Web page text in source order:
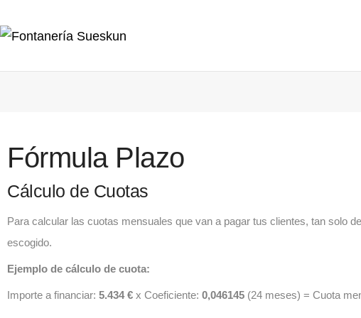
Fórmula Plazo
Cálculo de Cuotas
Para calcular las cuotas mensuales que van a pagar tus clientes, tan solo
escogido.
Ejemplo de cálculo de cuota:
Importe a financiar: 5.434 € x Coeficiente: 0,046145 (24 meses) = Cuota